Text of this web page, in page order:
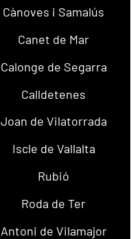
Cànoves i Samalús
Canet de Mar
Calonge de Segarra
Calldetenes
Joan de Vilatorrada
Iscle de Vallalta
Rubió
Roda de Ter
Antoni de Vilamajor